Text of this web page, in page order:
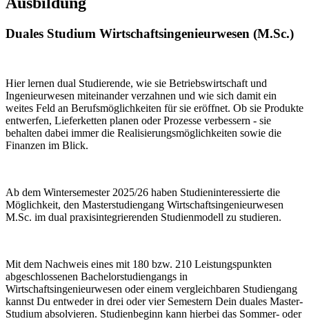
Duales Studium Wirtschaftsingenieurwesen (M.Sc.)
Hier lernen dual Studierende, wie sie Betriebswirtschaft und
Ingenieurwesen miteinander verzahnen und wie sich damit ein
weites Feld an Berufsmöglichkeiten für sie eröffnet. Ob sie Produkte
entwerfen, Lieferketten planen oder Prozesse verbessern - sie
behalten dabei immer die Realisierungsmöglichkeiten sowie die
Finanzen im Blick.
Ab dem Wintersemester 2025/26 haben Studieninteressierte die
Möglichkeit, den Masterstudiengang Wirtschaftsingenieurwesen
M.Sc. im dual praxisintegrierenden Studienmodell zu studieren.
Mit dem Nachweis eines mit 180 bzw. 210 Leistungspunkten
abgeschlossenen Bachelorstudiengangs in
Wirtschaftsingenieurwesen oder einem vergleichbaren Studiengang
kannst Du entweder in drei oder vier Semestern Dein duales Master-
Studium absolvieren. Studienbeginn kann hierbei das Sommer- oder